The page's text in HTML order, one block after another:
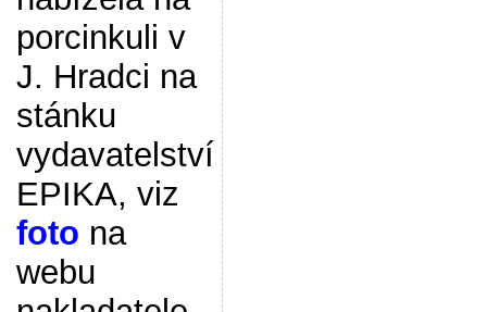
porcinkuli v
J. Hradci na
stánku
vydavatelství
EPIKA, viz
foto na
webu